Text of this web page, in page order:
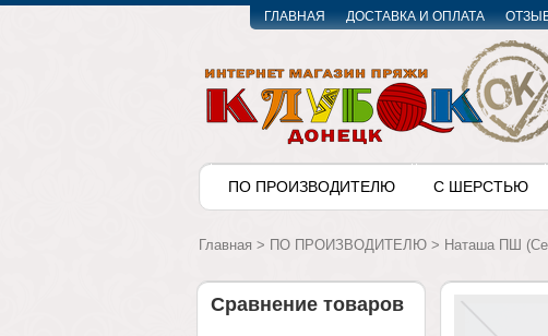
ГЛАВНАЯ ДОСТАВКА И ОПЛАТА
ПО ПРОИЗВОДИТЕЛЮ С ШЕРСТЬЮ
Главная > ПО ПРОИЗВОДИТЕЛЮ > Наташа ПШ
Сравнение товаров